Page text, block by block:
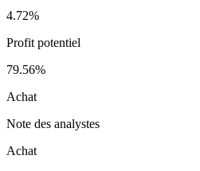
4.72%
Profit potentiel
79.56%
Achat
Note des analystes
Achat